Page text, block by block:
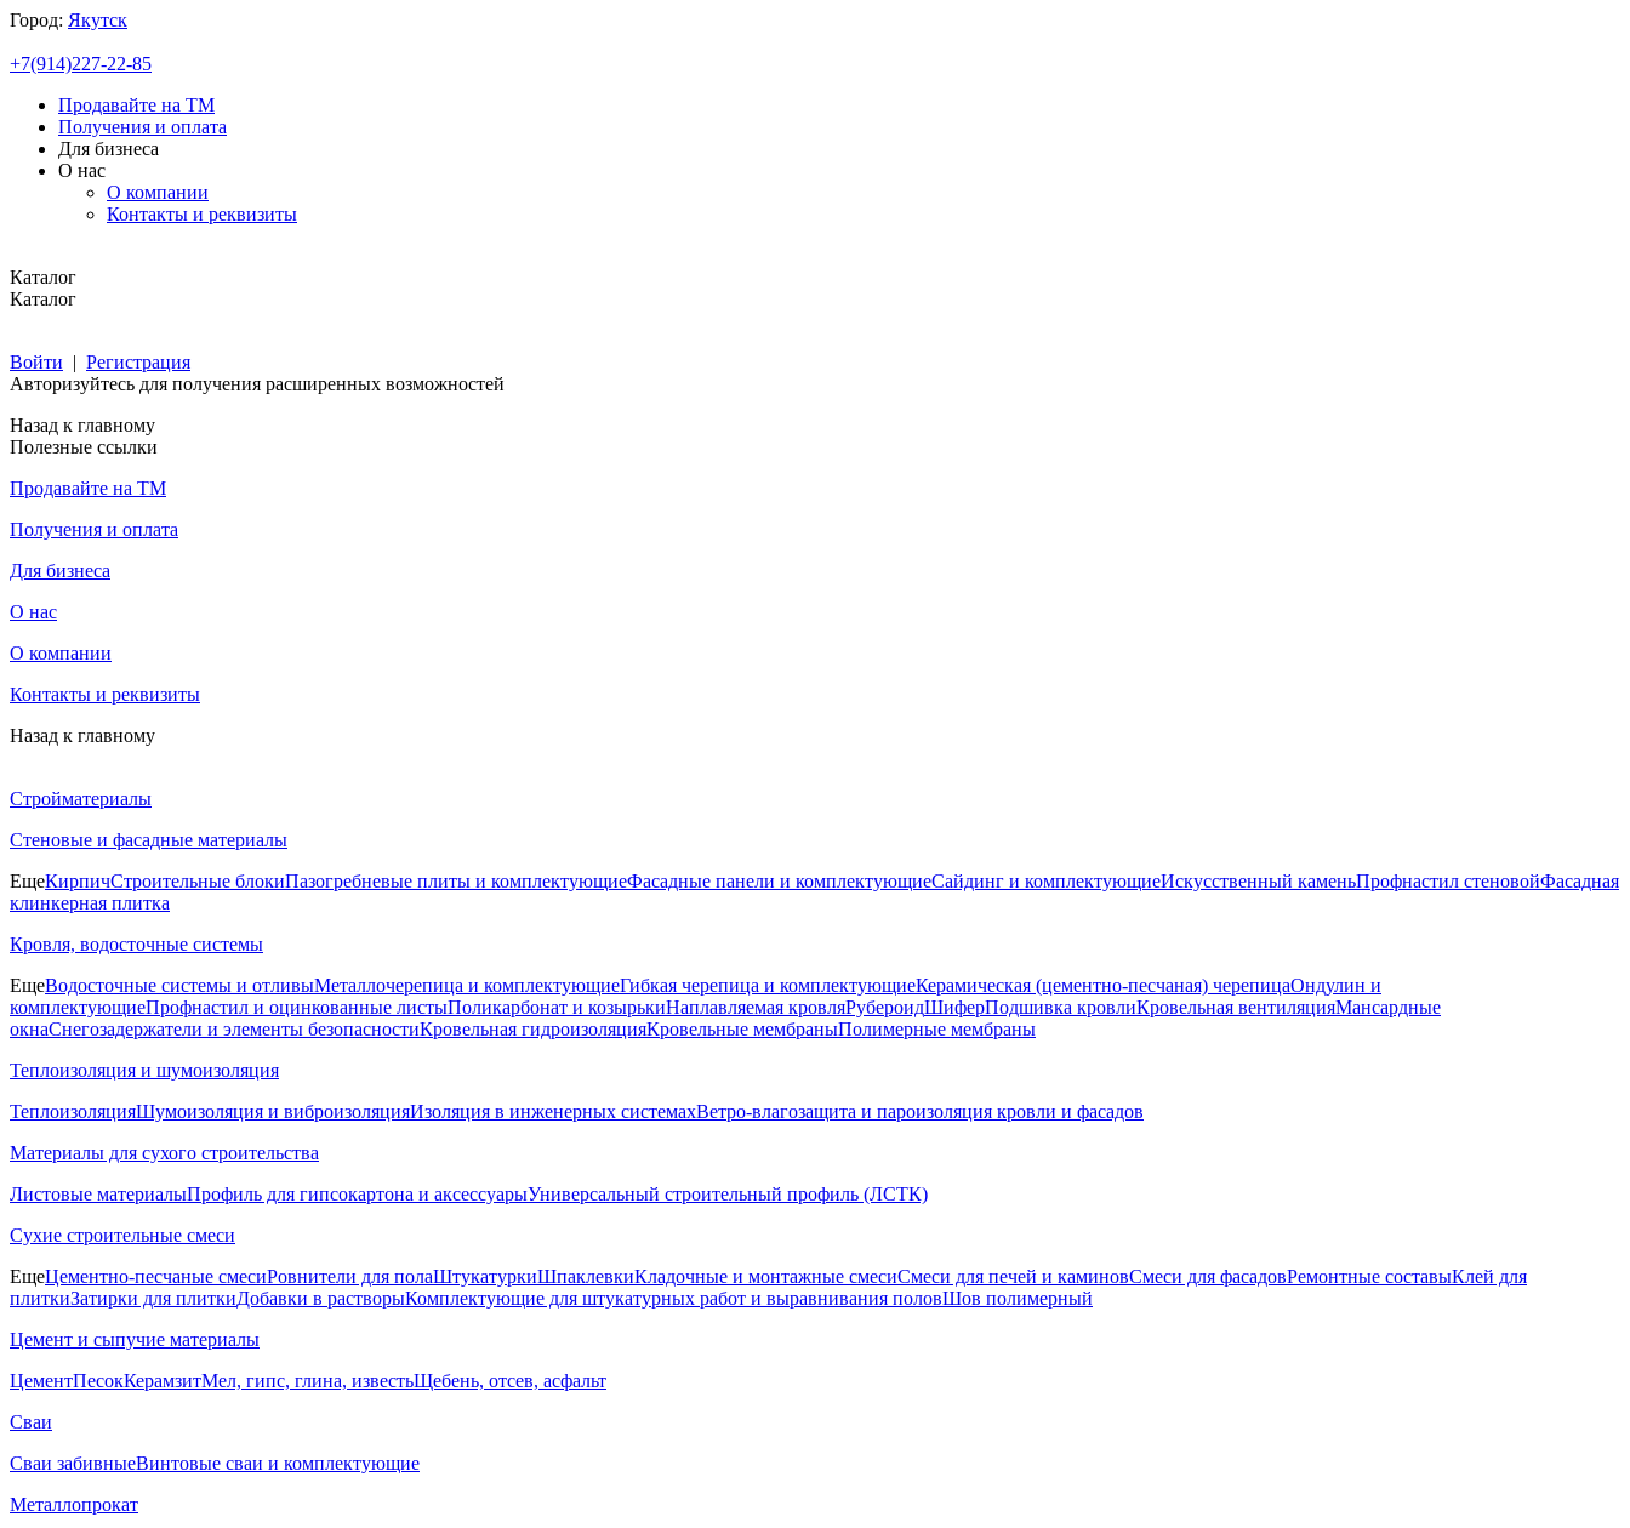
Город: Якутск
+7(914)227-22-85
Продавайте на ТМ
Получения и оплата
Для бизнеса
О нас
О компании
Контакты и реквизиты
Каталог
Каталог
Войти | Регистрация
Авторизуйтесь для получения расширенных возможностей
Назад к главному
Полезные ссылки
Продавайте на ТМ
Получения и оплата
Для бизнеса
О нас
О компании
Контакты и реквизиты
Назад к главному
Стройматериалы
Стеновые и фасадные материалы
ЕщеКирпичСтроительные блокиПазогребневые плиты и комплектующиеФасадные панели и комплектующиеСайдинг и комплектующиеИскусственный каменьПрофнастил стеновойФасадная
клинкерная плитка
Кровля, водосточные системы
ЕщеВодосточные системы и отливыМеталлочерепица и комплектующиеГибкая черепица и комплектующиеКерамическая (цементно-песчаная) черепицаОндулин и
комплектующиеПрофнастил и оцинкованные листыПоликарбонат и козырькиНаплавляемая кровляРубероидШиферПодшивка кровлиКровельная вентиляцияМансардные
окнаСнегозадержатели и элементы безопасностиКровельная гидроизоляцияКровельные мембраныПолимерные мембраны
Теплоизоляция и шумоизоляция
ТеплоизоляцияШумоизоляция и виброизоляцияИзоляция в инженерных системахВетро-влагозащита и пароизоляция кровли и фасадов
Материалы для сухого строительства
Листовые материалыПрофиль для гипсокартона и аксессуарыУниверсальный строительный профиль (ЛСТК)
Сухие строительные смеси
ЕщеЦементно-песчаные смесиРовнители для полаШтукатуркиШпаклевкиКладочные и монтажные смесиСмеси для печей и каминовСмеси для фасадовРемонтные составыКлей для
плиткиЗатирки для плиткиДобавки в растворыКомплектующие для штукатурных работ и выравнивания половШов полимерный
Цемент и сыпучие материалы
ЦементПесокКерамзитМел, гипс, глина, известьЩебень, отсев, асфальт
Сваи
Сваи забивныеВинтовые сваи и комплектующие
Металлопрокат